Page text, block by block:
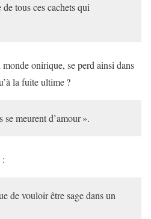
tous ces cachets qui
onirique, se perd ainsi dans
la fuite ultime ?
meurent d’amour ».
:
de vouloir être sage dans un